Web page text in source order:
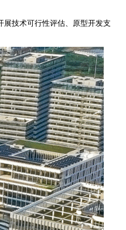
展技术可行性评估、原型开发支